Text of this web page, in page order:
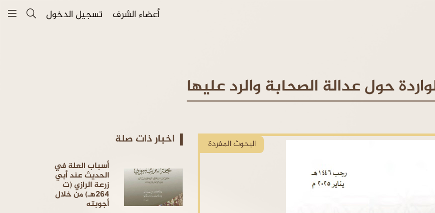
أعضاء الشرف تسجيل الدخول
حول عدالة الصحابة والرد عليها
البحوث المفردة اخبار ذات صلة
أسباب العلة في
الحديث عند أبي
زرعة الرازي (ت
264هـ) من خلال
أجوبته